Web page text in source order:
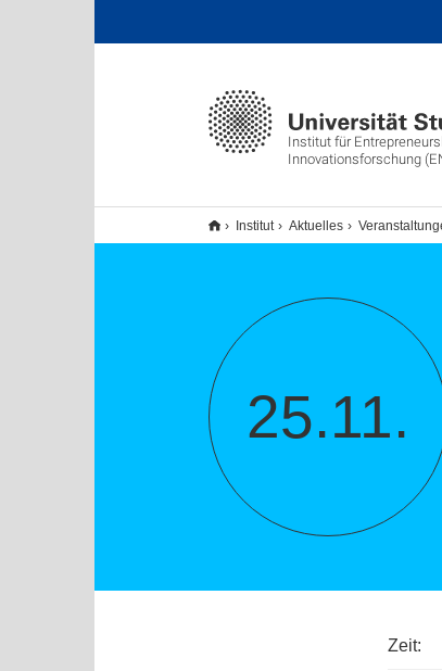
Institut für
Innovationsforschung
Institut Aktuelles
25.11.
Zeit: